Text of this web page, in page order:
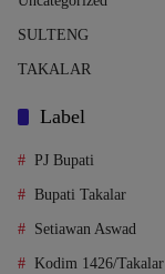
SULTENG
TAKALAR
Label
PJ Bupati
Bupati Takalar
Setiawan Aswad
Kodim 1426/Takalar